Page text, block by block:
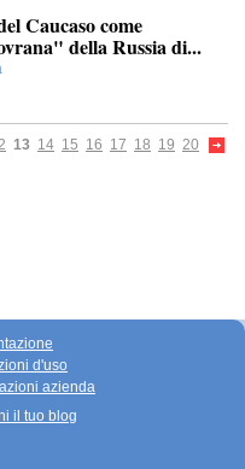
Caucaso come
della Russia di...
13 14 15 16 17 18 19 20
d'uso
azienda
il tuo blog